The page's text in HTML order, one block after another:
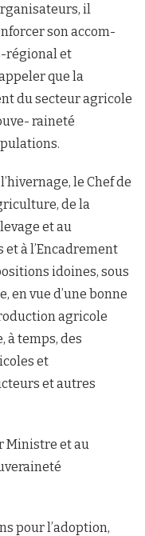
il
son accom-
régional et
que la
du secteur agricole
raineté
le Chef de
de la
et au
et à l’Encadrement
idoines, sous
en vue d’une bonne
agricole
à temps, des
et
et autres
Ministre et au
pour l’adoption,